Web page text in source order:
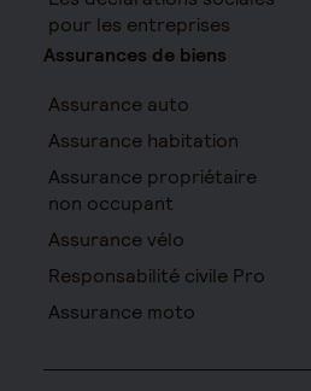
pour les entreprises
Assurances de biens
Assurance auto
Assurance habitation
Assurance propriétaire
non occupant
Assurance vélo
Responsabilité civile Pro
Assurance moto